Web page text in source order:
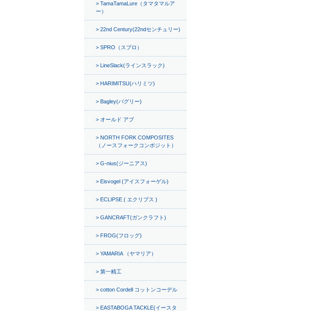
TamaTamaLure（タマタマルア
ー）
22nd Century(22ndセンチュリー)
SPRO（スプロ）
LineSlack(ラインスラック)
HARIMITSU(ハリミツ)
Bagley(バグリー)
オールド アブ
NORTH FORK COMPOSITES
（ノースフォークコンポジット）
G-nius(ジーニアス)
Eisvogel (アイスフォーゲル)
ECLIPSE ( エクリプス )
GANCRAFT(ガンクラフト)
FROG(フロッグ)
YAMARIA （ヤマリア）
第一精工
cotton Cordell コットンコーデル
EASTABOGA TACKLE(イースタ